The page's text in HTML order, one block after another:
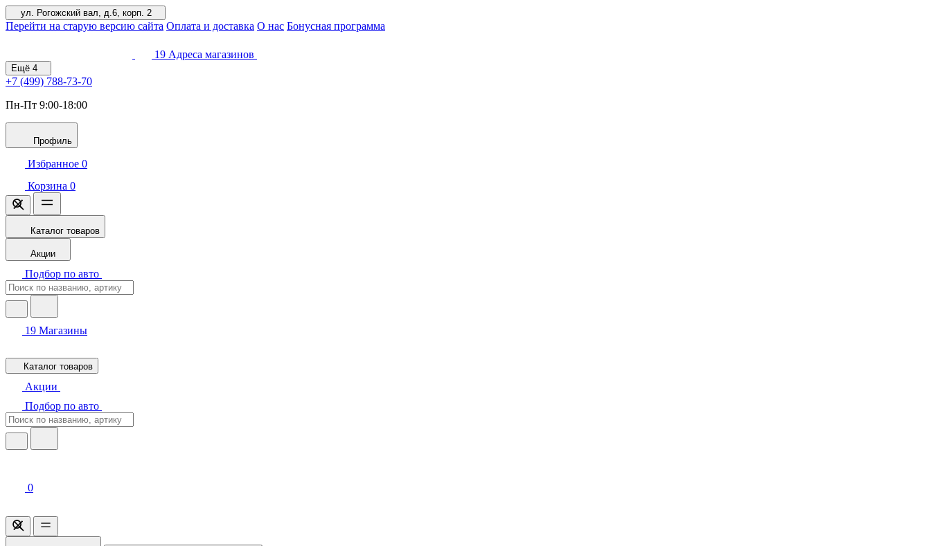
ул. Рогожский вал, д.6, корп. 2
Перейти на старую версию сайта Оплата и доставка О нас Бонусная программа
19 Адреса магазинов
Ещё 4
+7 (499) 788-73-70
Пн-Пт 9:00-18:00
Профиль
Избранное 0
Корзина 0
Каталог товаров
Акции
Подбор по авто
19 Магазины
Каталог товаров
Акции
Подбор по авто
0